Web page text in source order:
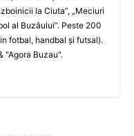
la Ciuta”, „Meciuri
al Buzăului”. Peste 200
fotbal, handbal şi futsal).
"Agora Buzau".